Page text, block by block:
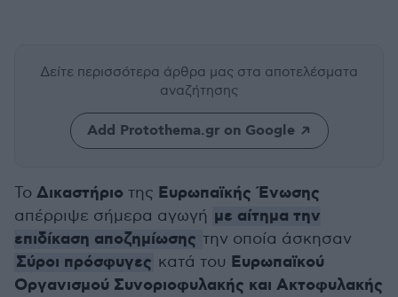
Δείτε περισσότερα άρθρα μας στα αποτελέσματα
αναζήτησης
Add Protothema.gr on Google
Το Δικαστήριο της Ευρωπαϊκής Ένωσης
απέρριψε σήμερα αγωγή με αίτημα την
επιδίκαση αποζημίωσης την οποία άσκησαν
Σύροι πρόσφυγες κατά του Ευρωπαϊκού
Οργανισμού Συνοριοφυλακής και Ακτοφυλακής